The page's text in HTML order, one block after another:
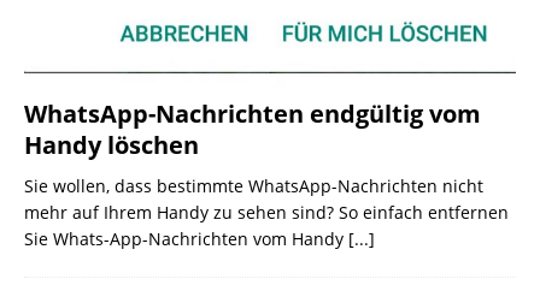
WhatsApp-Nachrichten endgültig vom
Handy löschen
Sie wollen, dass bestimmte WhatsApp-Nachrichten nicht
mehr auf Ihrem Handy zu sehen sind? So einfach entfernen
Sie Whats-App-Nachrichten vom Handy [...]